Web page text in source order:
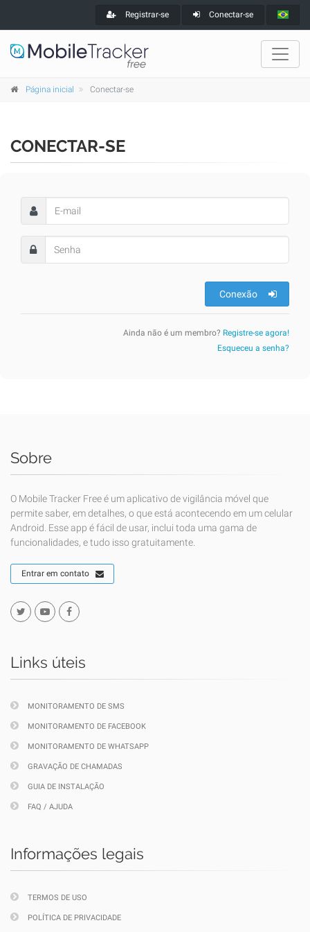
Registrar-se Conectar-se
Página inicial Conectar-se
CONECTAR-SE
Conexão
Ainda não é um membro? Registre-se agora!
Esqueceu a senha?
Sobre
O Mobile Tracker Free é um aplicativo de vigilância móvel que
permite saber, em detalhes, o que está acontecendo em um celular
Android. Esse app é fácil de usar, inclui toda uma gama de
funcionalidades, e tudo isso gratuitamente.
Entrar em contato
Links úteis
MONITORAMENTO DE SMS
MONITORAMENTO DE FACEBOOK
MONITORAMENTO DE WHATSAPP
GRAVAÇÃO DE CHAMADAS
GUIA DE INSTALAÇÃO
FAQ / AJUDA
Informações legais
TERMOS DE USO
POLÍTICA DE PRIVACIDADE